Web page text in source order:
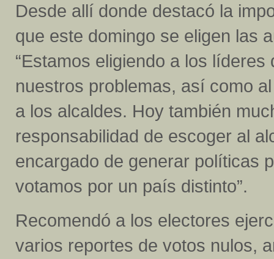
Desde allí donde destacó la
que este domingo se eligen las
“Estamos eligiendo a los
nuestros problemas, así como
a los alcaldes. Hoy también
responsabilidad de escoger al
encargado de generar políticas
votamos por un país distinto”.
Recomendó a los electores
varios reportes de votos nulos,